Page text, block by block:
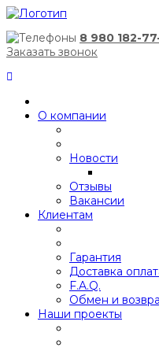
8 980 182-
Заказать звонок
О компании
Новости
Отзывы
Вакансии
Клиентам
Гарантия
Доставка
F.A.Q.
Обмен и
Наши проекты